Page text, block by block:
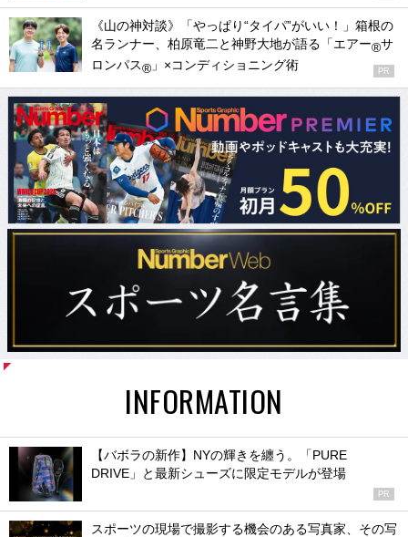
《山の神対談》「やっぱり“タイパ”がいい！」箱根の
名ランナー、柏原竜二と神野大地が語る「エアー®サ
ロンパス® 」×コンディショニング術 PR
INFORMATION
【バボラの新作】NYの輝きを纏う。「PURE
DRIVE」と最新シューズに限定モデルが登場
PR
スポーツの現場で撮影する機会のある写真家、その写